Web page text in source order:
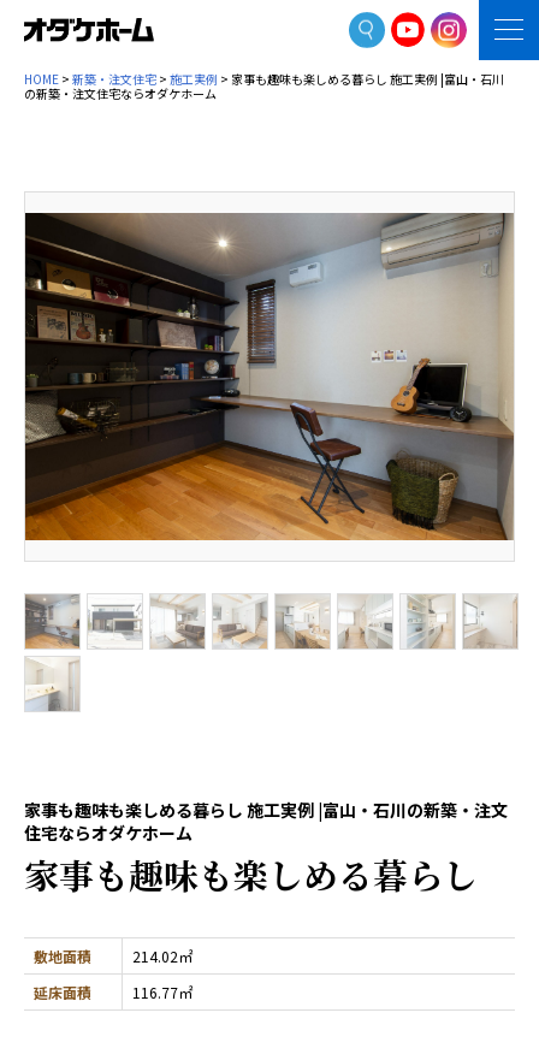
HOME > 新築・注文住宅 > 施工実例 > 家事も趣味も楽しめる暮らし 施工実例 |富山・石川
の新築・注文住宅ならオダケホーム
家事も趣味も楽しめる暮らし 施工実例 |富山・石川の新築・注文
住宅ならオダケホーム
家事も趣味も楽しめる暮らし
敷地面積
214.02㎡
延床面積
116.77㎡